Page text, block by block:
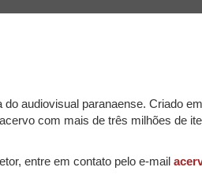
audiovisual paranaense. Criado
com mais de três milhões de
entre em contato pelo e-mail